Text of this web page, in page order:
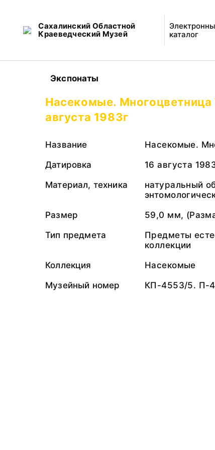
Сахалинский Областной
Краеведческий Музей
каталог
Экспонаты
Насекомые. Многоцветница
августа 1983г
Название
Насекомые.
Датировка
16 августа
Материал, техника
натуральный
Размер
59,0 мм,
Тип предмета
Предметы
коллекции
Коллекция
Насекомые
Музейный номер
КП-4553/5. П-